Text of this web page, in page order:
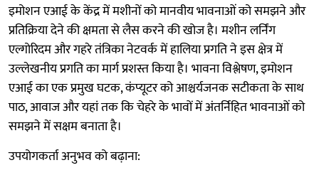
इमोशन एआई के केंद्र में मशीनों को मानवीय भावनाओं को समझने और
प्रतिक्रिया देने की क्षमता से लैस करने की खोज है। मशीन लर्निंग
एल्गोरिदम और गहरे तंत्रिका नेटवर्क में हालिया प्रगति ने इस क्षेत्र में
उल्लेखनीय प्रगति का मार्ग प्रशस्त किया है। भावना विश्लेषण, इमोशन
एआई का एक प्रमुख घटक, कंप्यूटर को आश्चर्यजनक सटीकता के साथ
पाठ, आवाज और यहां तक कि चेहरे के भावों में अंतर्निहित भावनाओं को
समझने में सक्षम बनाता है।
उपयोगकर्ता अनुभव को बढ़ाना: